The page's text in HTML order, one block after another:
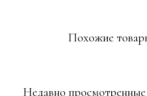
Похожие
Недавно